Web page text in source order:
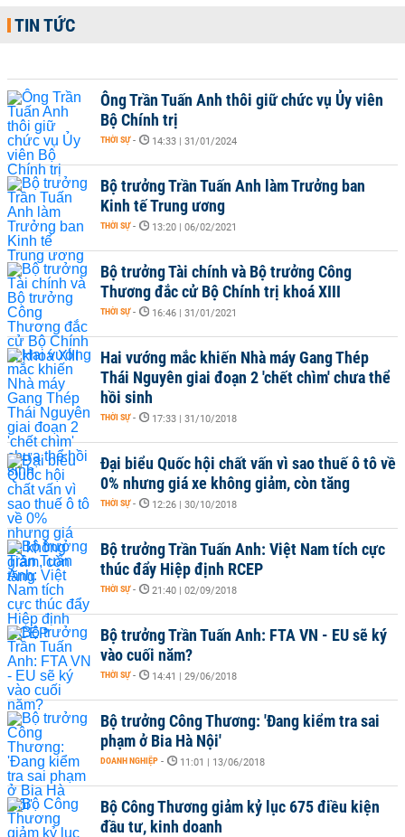
TIN TỨC
Ông Trần Tuấn Anh thôi giữ chức vụ Ủy viên
Bộ Chính trị
THỜI SỰ - 14:33 | 31/01/2024
Bộ trưởng Trần Tuấn Anh làm Trưởng ban
Kinh tế Trung ương
THỜI SỰ - 13:20 | 06/02/2021
Bộ trưởng Tài chính và Bộ trưởng Công
Thương đắc cử Bộ Chính trị khoá XIII
THỜI SỰ - 16:46 | 31/01/2021
Hai vướng mắc khiến Nhà máy Gang Thép
Thái Nguyên giai đoạn 2 'chết chìm' chưa thể
hồi sinh
THỜI SỰ - 17:33 | 31/10/2018
Đại biểu Quốc hội chất vấn vì sao thuế ô tô về
0% nhưng giá xe không giảm, còn tăng
THỜI SỰ - 12:26 | 30/10/2018
Bộ trưởng Trần Tuấn Anh: Việt Nam tích cực
thúc đẩy Hiệp định RCEP
THỜI SỰ - 21:40 | 02/09/2018
Bộ trưởng Trần Tuấn Anh: FTA VN - EU sẽ ký
vào cuối năm?
THỜI SỰ - 14:41 | 29/06/2018
Bộ trưởng Công Thương: 'Đang kiểm tra sai
phạm ở Bia Hà Nội'
DOANH NGHIỆP - 11:01 | 13/06/2018
Bộ Công Thương giảm kỷ lục 675 điều kiện
đầu tư, kinh doanh